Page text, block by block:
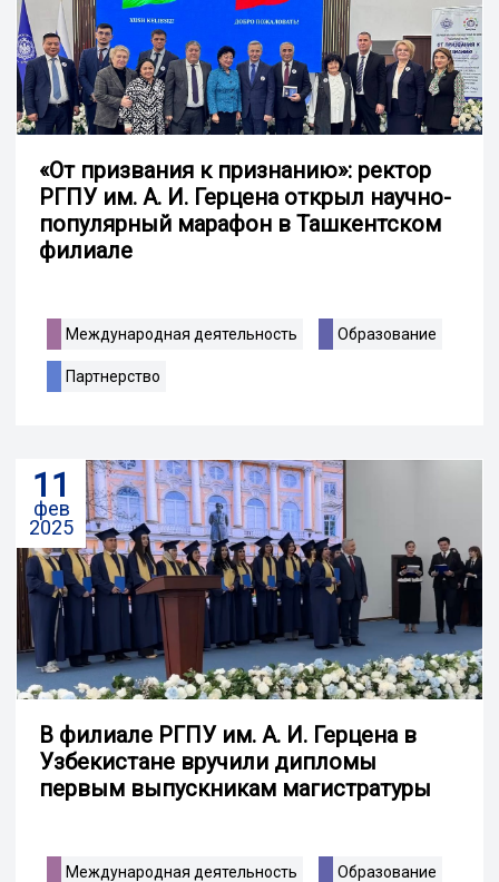
«От призвания к признанию»: ректор
РГПУ им. А. И. Герцена открыл научно-
популярный марафон в Ташкентском
филиале
Международная деятельность Образование
Партнерство
11
фев
2025
В филиале РГПУ им. А. И. Герцена в
Узбекистане вручили дипломы
первым выпускникам магистратуры
Международная деятельность Образование